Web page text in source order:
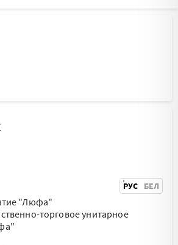
РУС БЕЛ
"Люфа"
торговое унитарное